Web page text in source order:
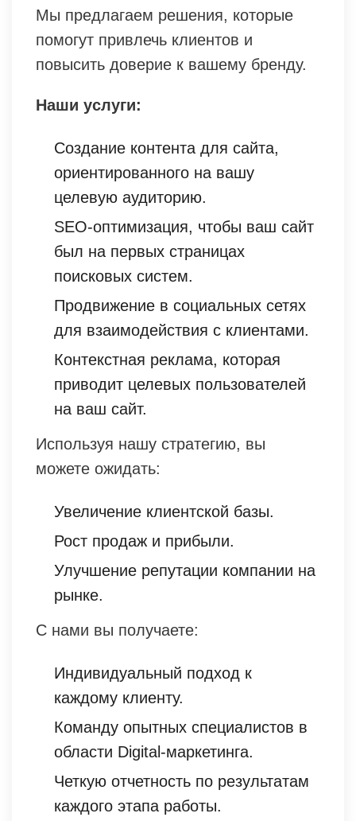
Мы предлагаем решения, которые
помогут привлечь клиентов и
повысить доверие к вашему бренду.
Наши услуги:
Создание контента для сайта,
ориентированного на вашу
целевую аудиторию.
SEO-оптимизация, чтобы ваш сайт
был на первых страницах
поисковых систем.
Продвижение в социальных сетях
для взаимодействия с клиентами.
Контекстная реклама, которая
приводит целевых пользователей
на ваш сайт.
Используя нашу стратегию, вы
можете ожидать:
Увеличение клиентской базы.
Рост продаж и прибыли.
Улучшение репутации компании на
рынке.
С нами вы получаете:
Индивидуальный подход к
каждому клиенту.
Команду опытных специалистов в
области Digital-маркетинга.
Четкую отчетность по результатам
каждого этапа работы.